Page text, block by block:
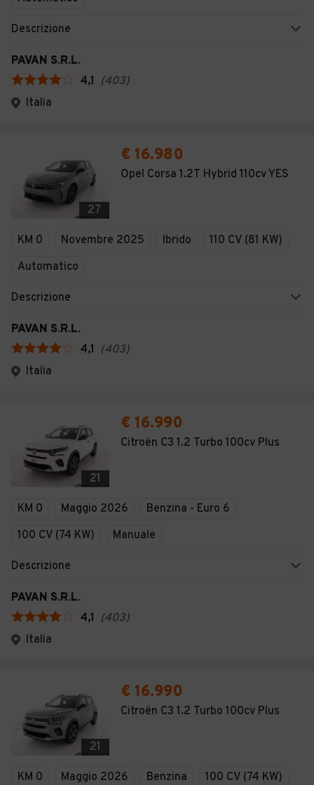
Descrizione
PAVAN S.R.L.
4,1 (403)
Italia
27
€ 16.980
Opel Corsa 1.2T Hybrid 110cv YES
KM 0 Novembre 2025 Ibrido
110 CV (81 KW)
Automatico
Descrizione
PAVAN S.R.L.
4,1 (403)
Italia
21
€ 16.990
Citroën C3 1.2 Turbo 100cv Plus
KM 0 Maggio 2026
Benzina - Euro 6
100 CV (74 KW)
Manuale
Descrizione
PAVAN S.R.L.
4,1 (403)
Italia
21
€ 16.990
Citroën C3 1.2 Turbo 100cv Plus
KM 0 Maggio 2026 Benzina
100 CV (74 KW)